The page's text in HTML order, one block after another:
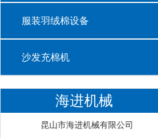
服装羽绒棉设备
沙发充棉机
海进机械
昆山市海进机械有限公司